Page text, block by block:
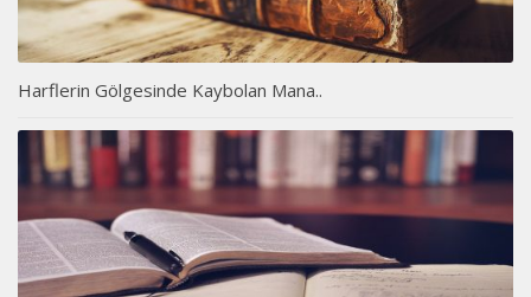
Harflerin Gölgesinde Kaybolan Mana..